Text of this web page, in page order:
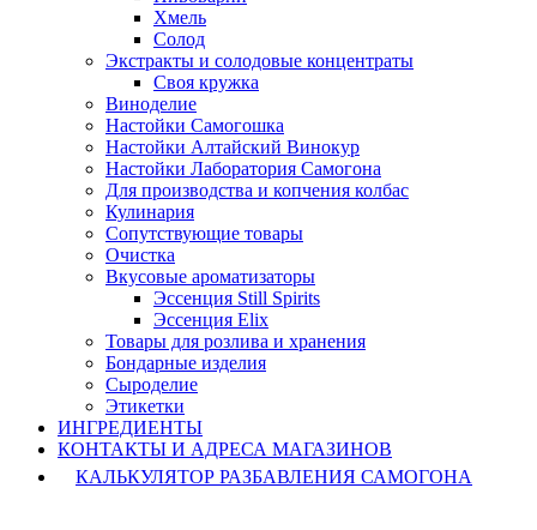
Хмель
Солод
Экстракты и солодовые концентраты
Своя кружка
Виноделие
Настойки Самогошка
Настойки Алтайский Винокур
Настойки Лаборатория Самогона
Для производства и копчения колбас
Кулинария
Сопутствующие товары
Очистка
Вкусовые ароматизаторы
Эссенция Still Spirits
Эссенция Elix
Товары для розлива и хранения
Бондарные изделия
Cыроделие
Этикетки
ИНГРЕДИЕНТЫ
КОНТАКТЫ И АДРЕСА МАГАЗИНОВ
КАЛЬКУЛЯТОР РАЗБАВЛЕНИЯ САМОГОНА